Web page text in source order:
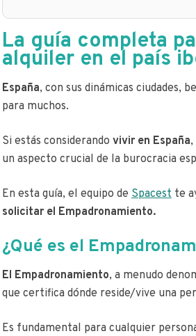
La guía completa
alquiler en el país
España, con sus dinámicas ciudades,
para muchos.
Si estás considerando vivir en España
un aspecto crucial de la burocracia
En esta guía, el equipo de Spacest te
solicitar el Empadronamiento.
¿Qué es el
El Empadronamiento, a menudo
que certifica dónde reside/vive una
Es fundamental para cualquier